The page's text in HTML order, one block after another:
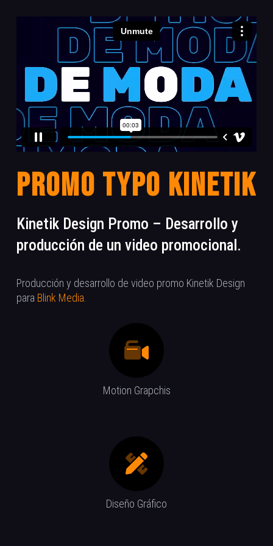
Promo Typo Kinetik
Kinetik Design Promo – Desarrollo y
producción de un video promocional.
Producción y desarrollo de video promo Kinetik Design
para Blink Media
Motion Grapchis
Diseño Gráfico